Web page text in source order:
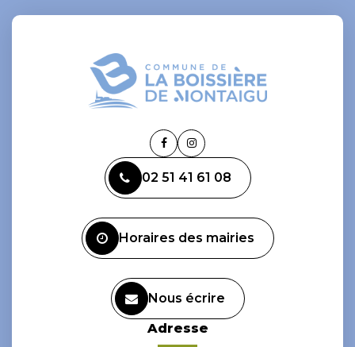
Lien
le
compte
Lien
le
compte
02 51 41 61 08
Horaires des mairies
Nous écrire
Adresse